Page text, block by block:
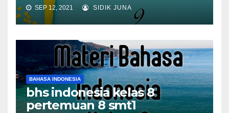
SEP 12, 2021 SIDIK JUNA
BAHASA INDONESIA
bhs indonesia kelas 8
pertemuan 8 smt1